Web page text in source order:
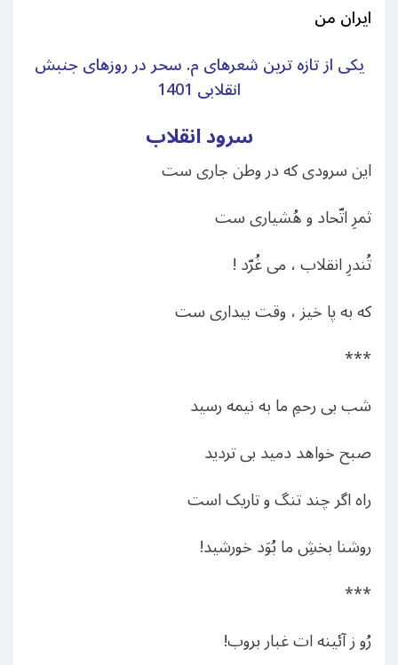
ایران من
یکی از تازه ترین شعرهای م. سحر در روزهای جنبش
انقلابی 1401
سرود انقلاب
این سرودی که در وطن جاری ست
ثمرِ اتّحاد و هُشیاری ست
تُندرِ انقلاب ، می غُرّد !
که به پا خیز ، وقت بیداری ست
***
شب بی رحمِ ما به نیمه رسید
صبح خواهد دمید بی تردید
راه اگر چند تنگ و تاریک است
روشنا بخشِ ما بُوَد خورشید!
***
رُو ز آئینه ات غبار بروب!